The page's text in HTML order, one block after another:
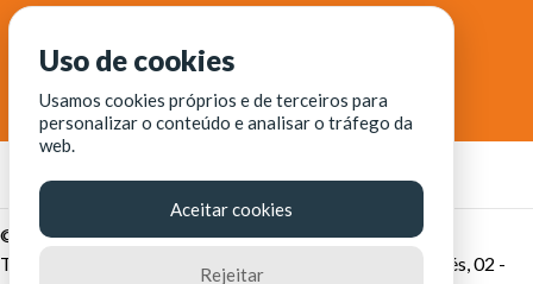
© Fortaleza Digital || CITINOVA - Fundação de Ciência,
Tecnologia e Inovação de Fortaleza - Rua dos Tremembés, 02 -
Uso de cookies
Usamos cookies próprios e de terceiros para
personalizar o conteúdo e analisar o tráfego da
web.
Aceitar cookies
Rejeitar